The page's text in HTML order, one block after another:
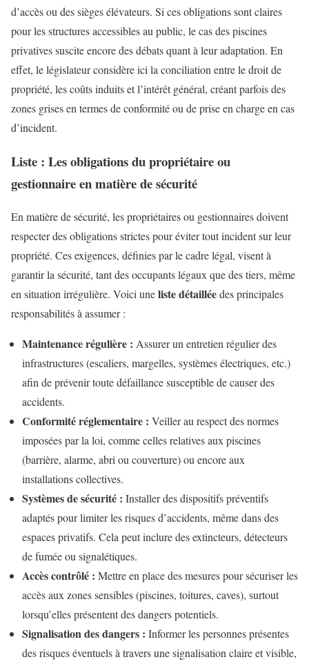
d’accès ou des sièges élévateurs. Si ces obligations sont claires
pour les structures accessibles au public, le cas des piscines
privatives suscite encore des débats quant à leur adaptation. En
effet, le législateur considère ici la conciliation entre le droit de
propriété, les coûts induits et l’intérêt général, créant parfois des
zones grises en termes de conformité ou de prise en charge en cas
d’incident.
Liste : Les obligations du propriétaire ou
gestionnaire en matière de sécurité
En matière de sécurité, les propriétaires ou gestionnaires doivent
respecter des obligations strictes pour éviter tout incident sur leur
propriété. Ces exigences, définies par le cadre légal, visent à
garantir la sécurité, tant des occupants légaux que des tiers, même
en situation irrégulière. Voici uneliste détailléedes principales
responsabilités à assumer :
Maintenance régulière : Assurer un entretien régulier des
infrastructures (escaliers, margelles, systèmes électriques, etc.)
afin de prévenir toute défaillance susceptible de causer des
accidents.
Conformité réglementaire : Veiller au respect des normes
imposées par la loi, comme celles relatives aux piscines
(barrière, alarme, abri ou couverture) ou encore aux
installations collectives.
Systèmes de sécurité : Installer des dispositifs préventifs
adaptés pour limiter les risques d’accidents, même dans des
espaces privatifs. Cela peut inclure des extincteurs, détecteurs
de fumée ou signalétiques.
Accès contrôlé : Mettre en place des mesures pour sécuriser les
accès aux zones sensibles (piscines, toitures, caves), surtout
lorsqu’elles présentent des dangers potentiels.
Signalisation des dangers : Informer les personnes présentes
des risques éventuels à travers une signalisation claire et visible,